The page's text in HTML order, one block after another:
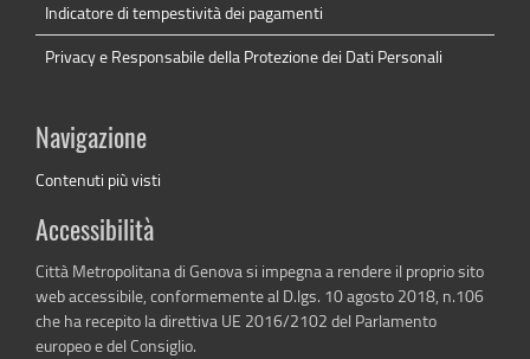
Indicatore di tempestività dei pagamenti
Privacy e Responsabile della Protezione dei Dati Personali
Navigazione
Contenuti più visti
Accessibilità
Città Metropolitana di Genova si impegna a rendere il proprio sito
web accessibile, conformemente al D.lgs. 10 agosto 2018, n.106
che ha recepito la direttiva UE 2016/2102 del Parlamento
europeo e del Consiglio.